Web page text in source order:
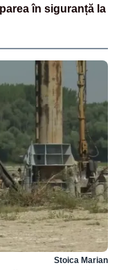
în siguranță la
Stoica Marian